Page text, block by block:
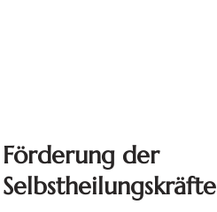
Förderung der
Selbstheilungskräfte